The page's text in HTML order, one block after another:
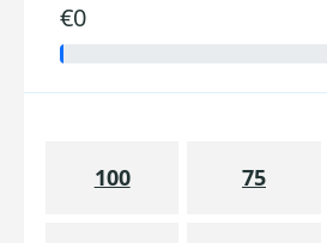
€0
100 75